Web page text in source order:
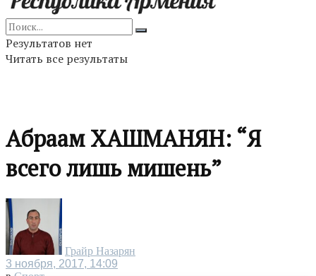
Результатов нет
Читать все результаты
Абраам ХАШМАНЯН: “Я
всего лишь мишень”
Грайр Назарян
3 ноября, 2017, 14:09